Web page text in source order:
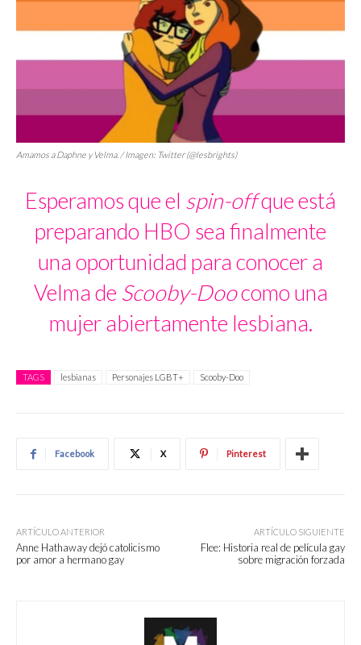
Amamos a Daphne y Velma. / Imagen: Twitter (@lesbrights)
Esperamos que el spin-offque está
preparando HBO sea finalmente
una oportunidad para conocer a
Velma de Scooby-Doocomo una
mujer abiertamente lesbiana.
TAGS lesbianas Personajes LGBT+ Scooby-Doo
Facebook X Pinterest
ARTÍCULO ANTERIOR
Anne Hathaway dejó catolicismo
por amor a hermano gay
ARTÍCULO SIGUIENTE
Flee: Historia real de película gay
sobre migración forzada